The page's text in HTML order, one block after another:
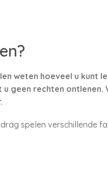
weten hoeveel u kunt
geen rechten
spelen verschillende